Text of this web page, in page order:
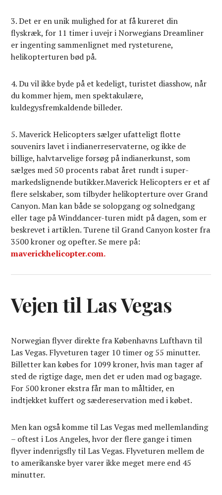
3. Det er en unik mulighed for at få kureret din
flyskræk, for 11 timer i uvejr i Norwegians Dreamliner
er ingenting sammenlignet med rysteturene,
helikopterturen bød på.
4. Du vil ikke byde på et kedeligt, turistet diasshow, når
du kommer hjem, men spektakulære,
kuldegysfremkaldende billeder.
5. Maverick Helicopters sælger ufatteligt flotte
souvenirs lavet i indianerreservaterne, og ikke de
billige, halvtarvelige forsøg på indianerkunst, som
sælges med 50 procents rabat året rundt i super­
markedslignende butikker.Maverick Helicopters er et af
flere selskaber, som tilbyder helikopterture over Grand
Canyon. Man kan både se solopgang og solnedgang
eller tage på Winddancer-turen midt på dagen, som er
beskrevet i artiklen. Turene til Grand Canyon koster fra
3500 kroner og opefter. Se mere på:
maverickhelicopter.com.
Vejen til Las Vegas
Norwegian flyver direkte fra Københavns Lufthavn til
Las Vegas. Flyveturen tager 10 timer og 55 minutter.
Billetter kan købes for 1099 kroner, hvis man tager af
sted de rigtige dage, men det er uden mad og bagage.
For 500 kroner ekstra får man to måltider, en
indtjekket kuffert og sæde­reservation med i købet.
Men kan også komme til Las Vegas med mellemlanding
– oftest i Los Angeles, hvor der flere gange i timen
flyver indenrigsfly til Las Vegas. Flyveturen mellem de
to amerikanske byer varer ikke meget mere end 45
minutter.